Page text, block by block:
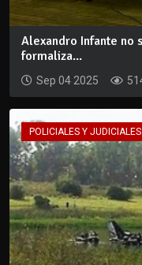
Alexandro Infante no
formaliza...
Sep 04 2025
POLICIALES Y JUDICIALES